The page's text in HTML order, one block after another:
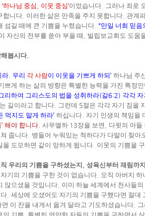
‘하나님 중심 이웃 중심’이었습니다 그러나 죄로
합니다 이러한 삶은 만족을 주지 못합니다 관계
섬길 때에 큰 기쁨을 누렸습니다 “만일 너희 믿음
자신의 전부를 쏟아 부을 때 빌립보교회도 도움
봅시다.
라 우리 각 사람이 이웃을 기쁘게 하되’ 하나님 주
쁘게 하는 삶의 방향은 특별한 능력을 가진 특정
리하여 그리스도의 법을 성취하라(갈6:2) 각각
길이라고 합니다 그런데 5절은 각각 자기 짐을
먹지도 말게 하라’ 하십니다 자기 인생의 책임을
’ 해야 합니다 사무엘하 13장을 보면 다윗의 아들
줍니다 병들어 누워있는 척하다가 다말이 찾아
을 도모하면 같이 망하게 됩니다 이웃의 기쁨을
우리의 기쁨을 구하셨는지 , 성육신부터 재림까
기의 기쁨을 구한 것이 없습니다 오직 아버지
않으셨을 것입니다 이미 하늘 세계에서 천사들
세상에 오셨어도 자기의 기쁨을 구했다면 절대
이 잔을 내게서 옮겨 달라고 기도하셨습니다